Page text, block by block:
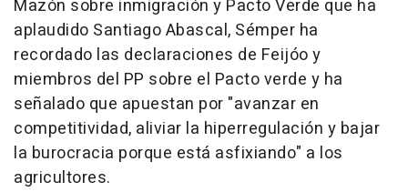
Mazón sobre inmigración y Pacto Verde que ha
aplaudido Santiago Abascal, Sémper ha
recordado las declaraciones de Feijóo y
miembros del PP sobre el Pacto verde y ha
señalado que apuestan por "avanzar en
competitividad, aliviar la hiperregulación y bajar
la burocracia porque está asfixiando" a los
agricultores.